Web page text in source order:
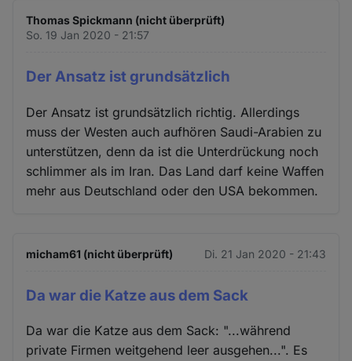
Thomas Spickmann (nicht überprüft)
So. 19 Jan 2020 - 21:57
Der Ansatz ist grundsätzlich
Der Ansatz ist grundsätzlich richtig. Allerdings
muss der Westen auch aufhören Saudi-Arabien zu
unterstützen, denn da ist die Unterdrückung noch
schlimmer als im Iran. Das Land darf keine Waffen
mehr aus Deutschland oder den USA bekommen.
micham61 (nicht überprüft) Di. 21 Jan 2020 - 21:43
Da war die Katze aus dem Sack
Da war die Katze aus dem Sack: "...während
private Firmen weitgehend leer ausgehen...". Es